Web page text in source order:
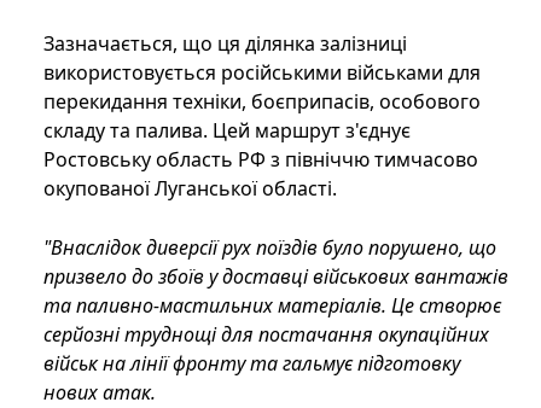
Зазначається, що ця ділянка залізниці
використовується російськими військами для
перекидання техніки, боєприпасів, особового
складу та палива. Цей маршрут з'єднує
Ростовську область РФ з північчю тимчасово
окупованої Луганської області.
"Внаслідок диверсії рух поїздів було порушено, що
призвело до збоїв у доставці військових вантажів
та паливно-мастильних матеріалів. Це створює
серйозні труднощі для постачання окупаційних
військ на лінії фронту та гальмує підготовку
нових атак.